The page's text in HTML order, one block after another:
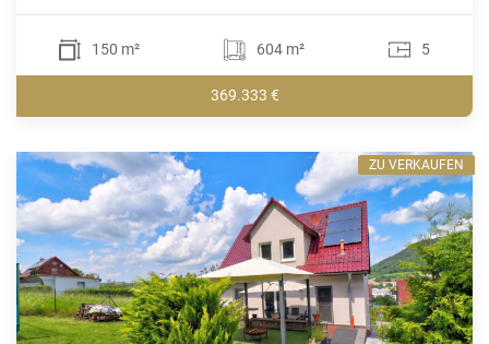
150 m² 604 m² 5
369.333 €
ZU VERKAUFEN